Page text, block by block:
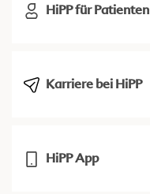
HiPP für Patienten
Karriere bei HiPP
HiPP App